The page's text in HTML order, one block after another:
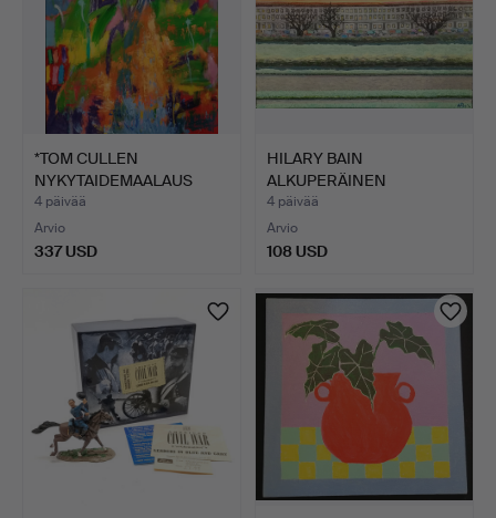
*TOM CULLEN
NYKYTAIDEMAALAUS
KANKAALLE - '…
4 päivää
Arvio
337 USD
HILARY BAIN
ALKUPERÄINEN
ÖLJYMAALAUS MONTP…
4 päivää
Arvio
108 USD